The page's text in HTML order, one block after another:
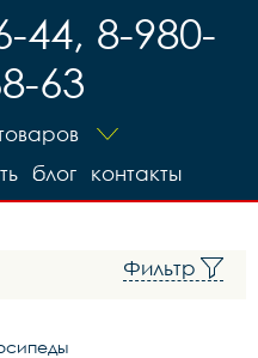
44, 8-980-
63
контакты
блог
Фильтр